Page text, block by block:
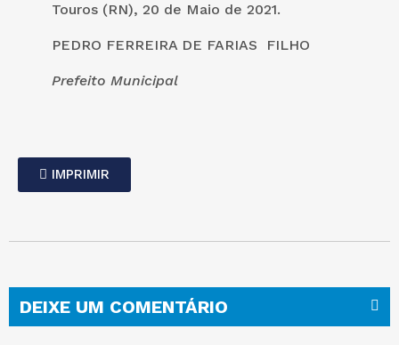
Touros (RN), 20 de Maio de 2021.
PEDRO FERREIRA DE FARIAS FILHO
Prefeito Municipal
IMPRIMIR
DEIXE UM COMENTÁRIO